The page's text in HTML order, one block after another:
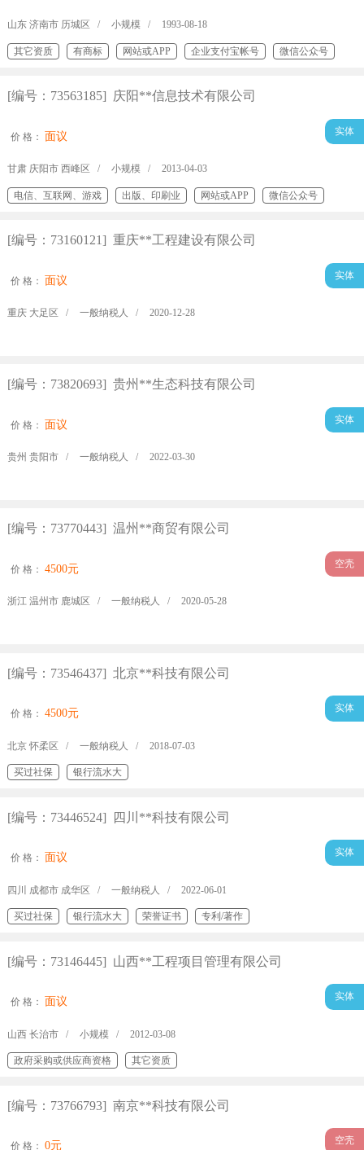
山东 济南市 历城区 / 小规模 / 1993-08-18
其它资质 有商标 网站或APP 企业支付宝帐号 微信公众号
[编号：73563185] 庆阳**信息技术有限公司
价 格： 面议 实体
甘肃 庆阳市 西峰区 / 小规模 / 2013-04-03
电信、互联网、游戏 出版、印刷业 网站或APP 微信公众号
[编号：73160121] 重庆**工程建设有限公司
价 格： 面议 实体
重庆 大足区 / 一般纳税人 / 2020-12-28
[编号：73820693] 贵州**生态科技有限公司
价 格： 面议 实体
贵州 贵阳市 / 一般纳税人 / 2022-03-30
[编号：73770443] 温州**商贸有限公司
价 格：4500元 空壳
浙江 温州市 鹿城区 / 一般纳税人 / 2020-05-28
[编号：73546437] 北京**科技有限公司
价 格：4500元 实体
北京 怀柔区 / 一般纳税人 / 2018-07-03
买过社保 银行流水大
[编号：73446524] 四川**科技有限公司
价 格： 面议 实体
四川 成都市 成华区 / 一般纳税人 / 2022-06-01
买过社保 银行流水大 荣誉证书 专利/著作
[编号：73146445] 山西**工程项目管理有限公司
价 格： 面议 实体
山西 长治市 / 小规模 / 2012-03-08
政府采购或供应商资格 其它资质
[编号：73766793] 南京**科技有限公司
价 格：0元 空壳